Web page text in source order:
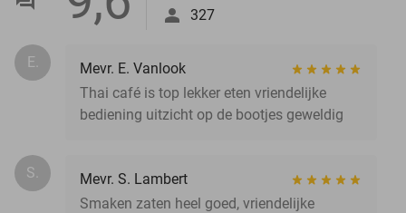
327
E.
Mevr. E. Vanlook
Thai café is top lekker eten vriendelijke
bediening uitzicht op de bootjes geweldig
S.
Mevr. S. Lambert
Smaken zaten heel goed, vriendelijke